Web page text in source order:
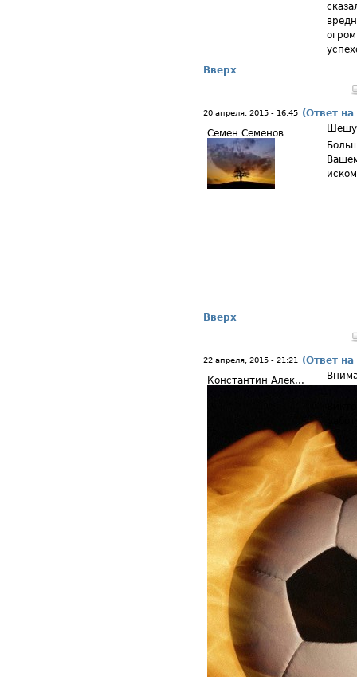
Вверх
20 апреля, 2015 - 16:45 (Ответ
Семен Семенов
Вверх
22 апреля, 2015 - 21:21
(Ответ
Константин Алек...